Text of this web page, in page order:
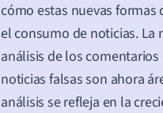
cómo estas nuevas
el consumo de noticias.
análisis de los
noticias falsas son ahora
análisis se refleja en la